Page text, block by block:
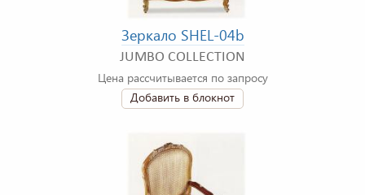
Зеркало SHEL-04b
JUMBO COLLECTION
Цена рассчитывается по запросу
Добавить в блокнот